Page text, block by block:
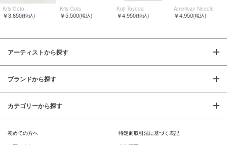
Kris Goto
￥3,850(税込)
Kris Goto
￥5,500(税込)
Koji Toyoda
￥4,950(税込)
American Needle
￥4,950(税込)
アーティストから探す
ブランドから探す
カテゴリーから探す
初めての方へ
特定商取引法に基づく表記